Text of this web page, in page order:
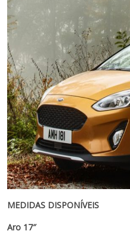
MEDIDAS DISPONÍVEIS
Aro 17″